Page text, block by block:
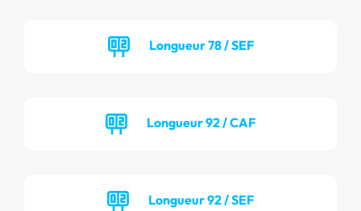
Longueur 78 / SEF
Longueur 92 / CAF
Longueur 92 / SEF